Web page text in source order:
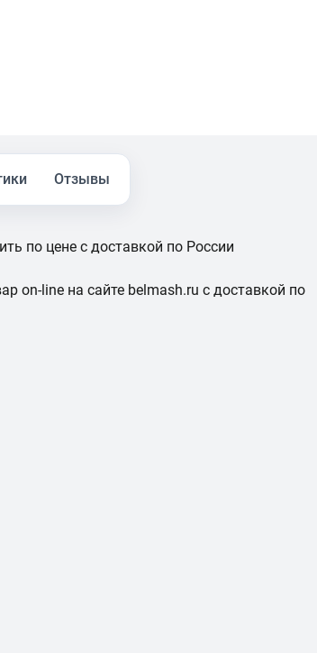
Отзывы
по цене с доставкой по России
on-line на сайте belmash.ru с доставкой по